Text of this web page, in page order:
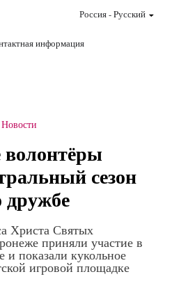
информация
Россия-Pусский
Новости
сезон
дружбе
Христа Святых
приняли участие в
и показали кукольное
игровой площадке